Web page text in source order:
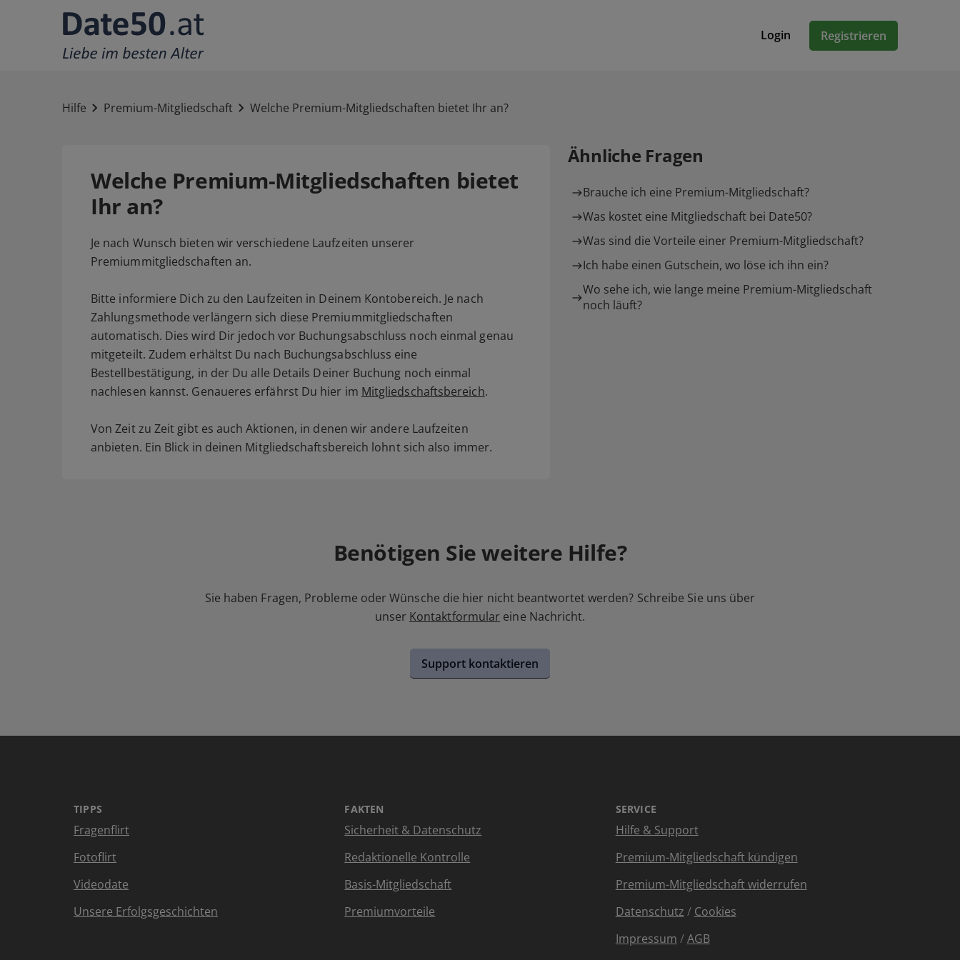
Login Registrieren
Hilfe Premium-Mitgliedschaft Welche Premium-Mitgliedschaften bietet Ihr an?
Welche Premium-Mitgliedschaften bietet
Ihr an?
Je nach Wunsch bieten wir verschiedene Laufzeiten unserer
Premiummitgliedschaften an.
Bitte informiere Dich zu den Laufzeiten in Deinem Kontobereich. Je nach
Zahlungsmethode verlängern sich diese Premiummitgliedschaften
automatisch. Dies wird Dir jedoch vor Buchungsabschluss noch einmal genau
mitgeteilt. Zudem erhältst Du nach Buchungsabschluss eine
Bestellbestätigung, in der Du alle Details Deiner Buchung noch einmal
nachlesen kannst. Genaueres erfährst Du hier im Mitgliedschaftsbereich.
Von Zeit zu Zeit gibt es auch Aktionen, in denen wir andere Laufzeiten
anbieten. Ein Blick in deinen Mitgliedschaftsbereich lohnt sich also immer.
Ähnliche Fragen
Brauche ich eine Premium-Mitgliedschaft?
Was kostet eine Mitgliedschaft bei Date50?
Was sind die Vorteile einer Premium-Mitgliedschaft?
Ich habe einen Gutschein, wo löse ich ihn ein?
Wo sehe ich, wie lange meine Premium-Mitgliedschaft
noch läuft?
Benötigen Sie weitere Hilfe?
Sie haben Fragen, Probleme oder Wünsche die hier nicht beantwortet werden? Schreibe Sie uns über
unser Kontaktformular eine Nachricht.
Support kontaktieren
TIPPS
Fragenflirt
Fotoflirt
Videodate
Unsere Erfolgsgeschichten
FAKTEN
Sicherheit & Datenschutz
Redaktionelle Kontrolle
Basis-Mitgliedschaft
Premiumvorteile
SERVICE
Hilfe & Support
Premium-Mitgliedschaft kündigen
Premium-Mitgliedschaft widerrufen
Datenschutz / Cookies
Impressum /AGB